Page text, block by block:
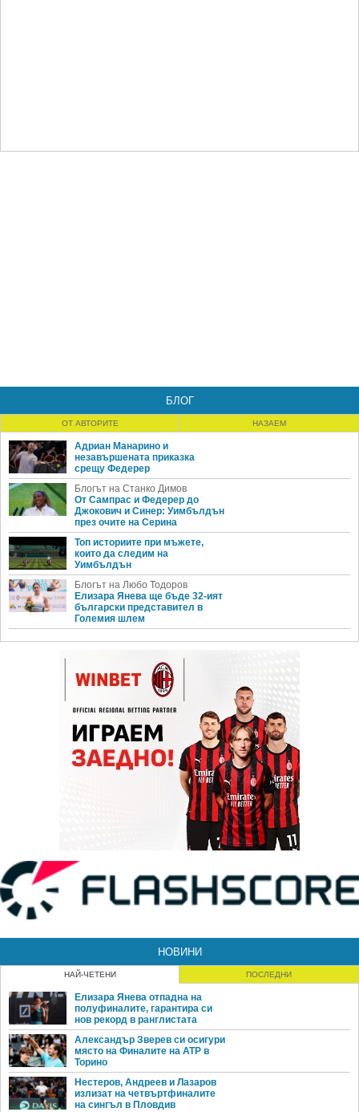
БЛОГ
ОТ АВТОРИТЕ НАЗАЕМ
Адриан Манарино и
незавършената приказка
срещу Федерер
Блогът на Станко Димов
От Сампрас и Федерер до
Джокович и Синер: Уимбълдън
през очите на Серина
Топ историите при мъжете,
които да следим на
Уимбълдън
Блогът на Любо Тодоров
Елизара Янева ще бъде 32-ият
български представител в
Големия шлем
НОВИНИ
НАЙ-ЧЕТЕНИ ПОСЛЕДНИ
Елизара Янева отпадна на
полуфиналите, гарантира си
нов рекорд в ранглистата
Александър Зверев си осигури
място на Финалите на ATP в
Торино
Нестеров, Андреев и Лазаров
излизат на четвъртфиналите
на сингъл в Пловдив